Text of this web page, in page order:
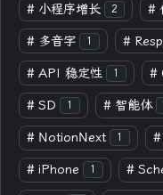
# 小程序增长 2 #
# 多音字 1 #
# API 稳定性 1 #
# SD 1 # 智能体
# NotionNext 1 #
# iPhone 1 #